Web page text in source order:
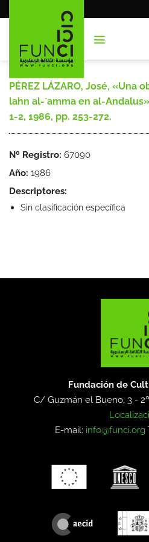
al
PÉREZ LÁZARO, José, «Una
lahn al-`amma en al-
1-2, 1986, pp. 253-272.
Nº Registro: 67090
Año: 1986
Descriptores:
Sin clasificación específica
Fundación de
C/ Guzmán el Bueno, 3 -
E-mail: info@funci.org